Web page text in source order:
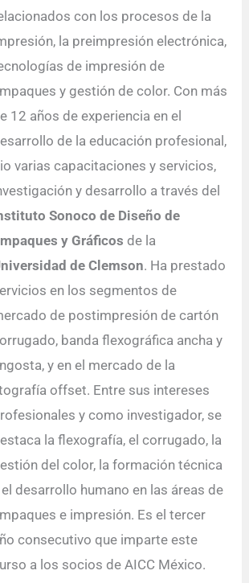
con los procesos de la
la preimpresión electrónica,
de impresión de
y gestión de color. Con más
12 años de experiencia en el
de la educación profesional,
varias capacitaciones y servicios,
y desarrollo a través del
Sonoco de Diseño de
y Gráficos de la
de Clemson. Ha prestado
en los segmentos de
de postimpresión de cartón
banda flexográfica ancha y
y en el mercado de la
offset. Entre sus intereses
y como investigador, se
la flexografía, el corrugado, la
del color, la formación técnica
desarrollo humano en las áreas de
e impresión. Es el tercer
consecutivo que imparte este
a los socios de AICC México.